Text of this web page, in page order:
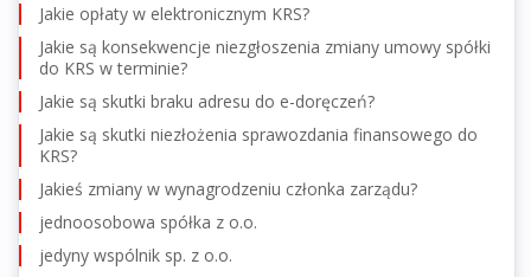
Jakie opłaty w elektronicznym KRS?
Jakie są konsekwencje niezgłoszenia zmiany umowy spółki
do KRS w terminie?
Jakie są skutki braku adresu do e-doręczeń?
Jakie są skutki niezłożenia sprawozdania finansowego do
KRS?
Jakieś zmiany w wynagrodzeniu członka zarządu?
jednoosobowa spółka z o.o.
jedyny wspólnik sp. z o.o.